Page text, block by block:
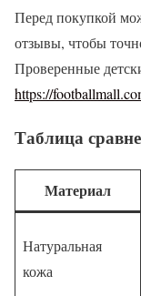
Перед покупкой
отзывы, чтобы
Проверенные
https://
Таблица
Материал
Натуральная
кожа